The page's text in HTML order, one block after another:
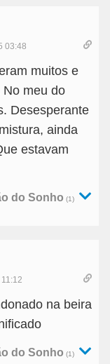
03:48
muitos e
No meu do
Desesperante
ainda
estavam
do Sonho (1)
na beira
do Sonho (1)